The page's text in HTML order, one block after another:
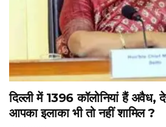
दिल्ली में 1396 कॉलोनियां हैं अवैध,
आपका इलाका भी तो नहीं शामिल ?